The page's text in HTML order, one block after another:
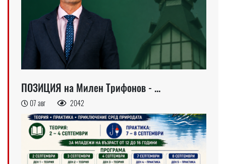
ПОЗИЦИЯ на Милен Трифонов - ...
07 авг 2042